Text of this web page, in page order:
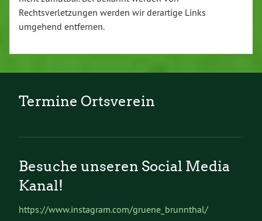
Rechtsverletzungen werden wir derartige Links
umgehend entfernen.
Termine Ortsverein
Besuche unseren Social Media
Kanal!
https://www.instagram.com/gruene_brunnthal/